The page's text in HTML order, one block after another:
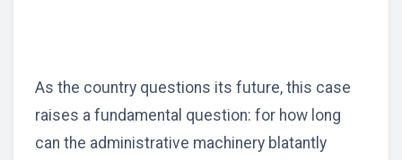
As the country questions its future, this case
raises a fundamental question: for how long
can the administrative machinery blatantly